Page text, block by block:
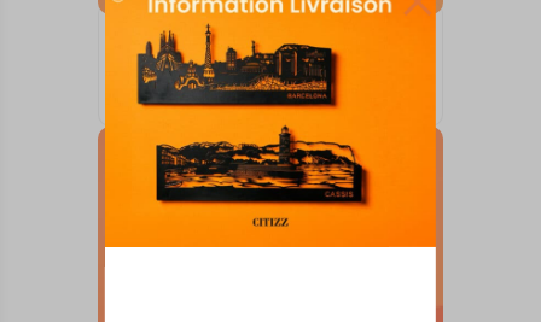
SKYLINE SUR SOCLE
Amboise
À partir de80,00€